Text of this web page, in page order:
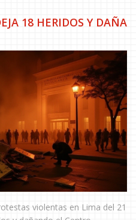
18 HERIDOS Y DAÑA
violentas en Lima del 21